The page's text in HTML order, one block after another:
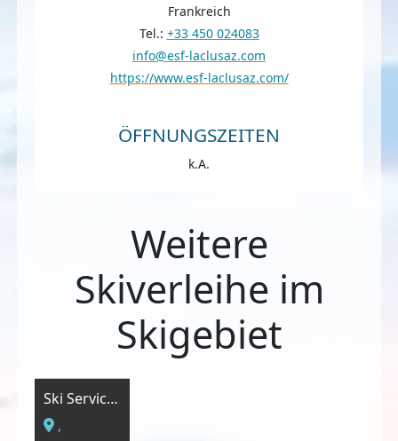
Frankreich
Tel.: +33 450 024083
info@esf-laclusaz.com
https://www.esf-laclusaz.com/
ÖFFNUNGSZEITEN
k.A.
Weitere
Skiverleihe im
Skigebiet
Ski Service Sport 2000
,